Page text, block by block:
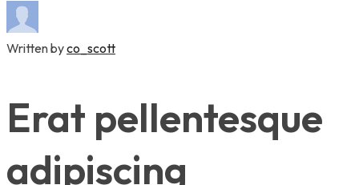
Written byco_scott
Erat pellentesque
adipiscing